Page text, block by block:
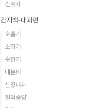
간호사
간지백-내과편
호흡기
소화기
순환기
내분비
신장내과
혈액종양